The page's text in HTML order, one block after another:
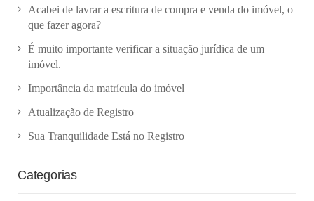
Acabei de lavrar a escritura de compra e venda do imóvel, o
que fazer agora?
É muito importante verificar a situação jurídica de um
imóvel.
Importância da matrícula do imóvel
Atualização de Registro
Sua Tranquilidade Está no Registro
Categorias